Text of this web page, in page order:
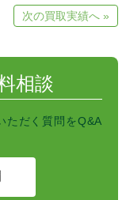
次の買取実績へ »
相談
ただく質問をQ&A